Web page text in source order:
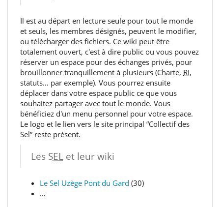
Il est au départ en lecture seule pour tout le monde
et seuls, les membres désignés, peuvent le modifier,
ou télécharger des fichiers. Ce wiki peut être
totalement ouvert, c'est à dire public ou vous pouvez
réserver un espace pour des échanges privés, pour
brouillonner tranquillement à plusieurs (Charte, RI,
statuts… par exemple). Vous pourrez ensuite
déplacer dans votre espace public ce que vous
souhaitez partager avec tout le monde. Vous
bénéficiez d'un menu personnel pour votre espace.
Le logo et le lien vers le site principal “Collectif des
Sel” reste présent.
Les SEL et leur wiki
Le Sel Uzège Pont du Gard (30)
…